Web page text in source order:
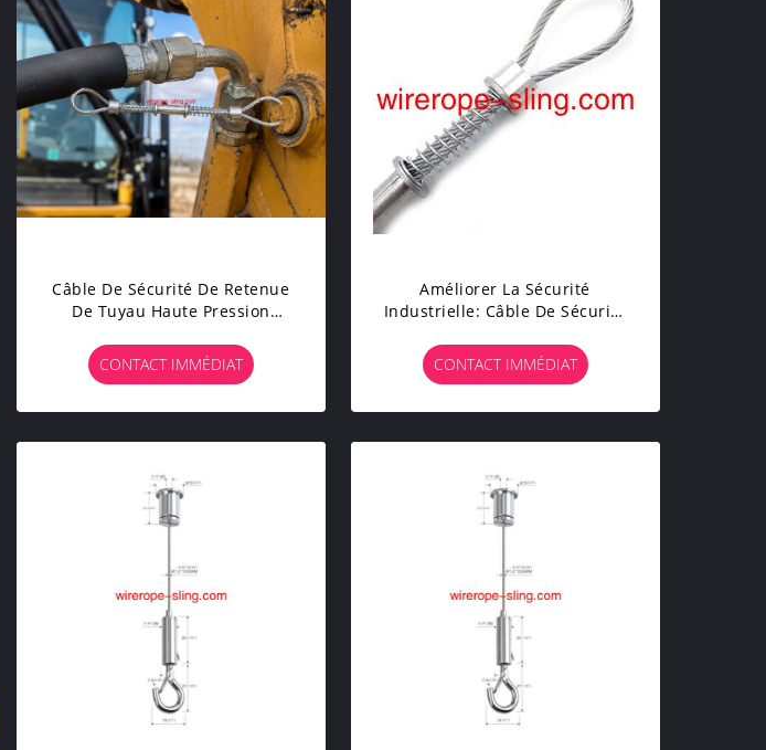
Câble De Sécurité De Retenue
De Tuyau Haute Pression
Protection Des Tuyaux
Hydrauliques Et Industriels
CONTACT IMMÉDIAT
Améliorer La Sécurité
Industrielle: Câble De Sécurité
Haute Résistance - Empêche
Les Tuyaux D'éclater Et Assure
CONTACT IMMÉDIAT